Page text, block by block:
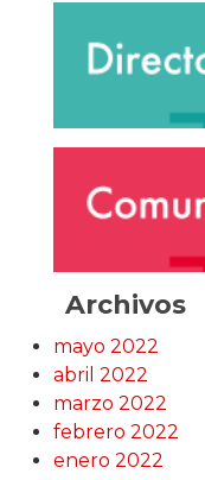
Archivos
mayo 2022
abril 2022
marzo 2022
febrero 2022
enero 2022